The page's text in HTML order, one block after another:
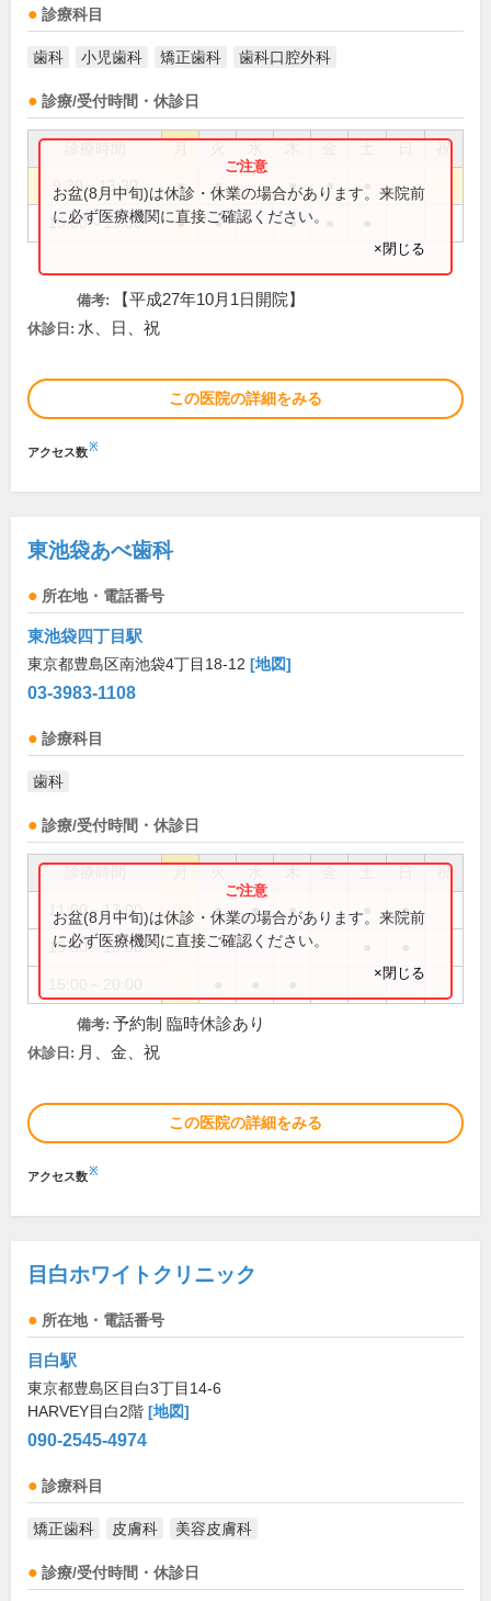
診療科目
歯科 小児歯科 矯正歯科 歯科口腔外科
診療/受付時間・休診日
祝
9:30～13:30 ● ● ● ●
15:00～19:00 ● ● ●
お盆(8月中旬)は休診・休業の場合があります。来院前
に必ず医療機関に直接ご確認ください。
×閉じる
備考: 【平成27年10月1日開院】
休診日: 水、日、祝
この医院の詳細をみる
アクセス数※
東池袋あべ歯科
所在地・電話番号
東池袋四丁目駅
東京都豊島区南池袋4丁目18-12 [地図]
03-3983-1108
診療科目
歯科
診療/受付時間・休診日
祝
11:00～13:00 ● ● ● ●
15:00～18:00
お盆(8月中旬)は休診・休業の場合があります。来院前
に必ず医療機関に直接ご確認ください。
×閉じる
備考: 予約制 臨時休診あり
休診日: 月、金、祝
この医院の詳細をみる
アクセス数※
目白ホワイトクリニック
所在地・電話番号
目白駅
東京都豊島区目白3丁目14-6
HARVEY目白2階 [地図]
090-2545-4974
診療科目
矯正歯科 皮膚科 美容皮膚科
診療/受付時間・休診日